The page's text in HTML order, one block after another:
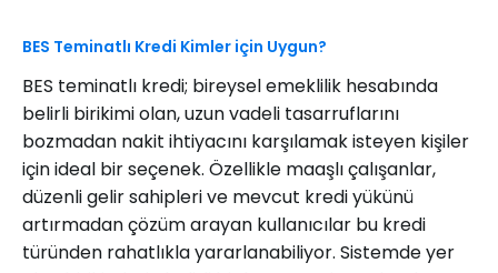
BES Teminatlı Kredi Kimler için Uygun?
BES teminatlı kredi; bireysel emeklilik hesabında
belirli birikimi olan, uzun vadeli tasarruflarını
bozmadan nakit ihtiyacını karşılamak isteyen kişiler
için ideal bir seçenek. Özellikle maaşlı çalışanlar,
düzenli gelir sahipleri ve mevcut kredi yükünü
artırmadan çözüm arayan kullanıcılar bu kredi
türünden rahatlıkla yararlanabiliyor. Sistemde yer